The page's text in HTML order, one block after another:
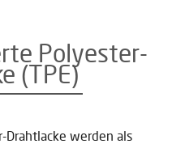
Polyester-
(TPE)
Drahtlacke werden als